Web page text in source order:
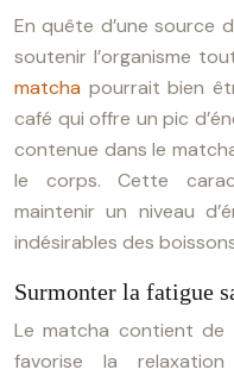
En quête d’une source
soutenir l’organisme
matcha pourrait bien
café qui offre un pic
contenue dans le
le corps. Cette
maintenir un niveau
indésirables des
Surmonter la fatigue
Le matcha contient de
favorise la